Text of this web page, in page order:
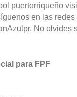
puertorriqueño
en las
No olvides
para FPF